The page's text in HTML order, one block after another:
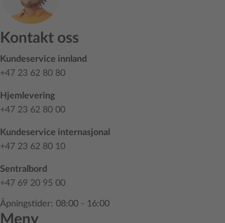
Kontakt oss
Kundeservice innland
+47 23 62 80 80
Hjemlevering
+47 23 62 80 00
Kundeservice internasjonal
+47 23 62 80 10
Sentralbord
+47 69 20 95 00
Åpningstider: 08:00 - 16:00
Meny